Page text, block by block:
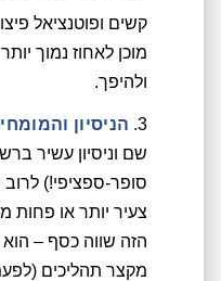
קשים ופוטנציאל
מוכן לאחוז נמוך
ולהיפך.
הניסיון
שם וניסיון עשיר
סופר-ספציפי!) לרוב
צעיר יותר או פחות
הזה שווה כסף – הוא
מקצר תהליכים